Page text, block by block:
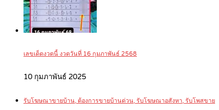
เลขเด็ดงวดนี้ งวดวันที่ 16 กุมภาพันธ์ 2568
10 กุมภาพันธ์ 2025
รับโฆษณาขายบ้าน, ต้องการขายบ้านด่วน, รับโฆษณาอสังหา, รับโพสขาย